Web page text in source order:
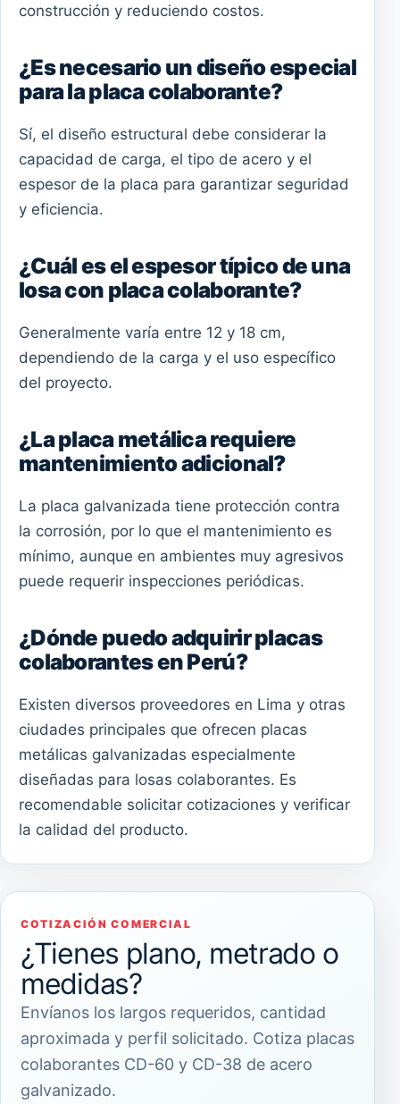
construcción y reduciendo costos.
¿Es necesario un diseño especial
para la placa colaborante?
Sí, el diseño estructural debe considerar la
capacidad de carga, el tipo de acero y el
espesor de la placa para garantizar seguridad
y eficiencia.
¿Cuál es el espesor típico de una
losa con placa colaborante?
Generalmente varía entre 12 y 18 cm,
dependiendo de la carga y el uso específico
del proyecto.
¿La placa metálica requiere
mantenimiento adicional?
La placa galvanizada tiene protección contra
la corrosión, por lo que el mantenimiento es
mínimo, aunque en ambientes muy agresivos
puede requerir inspecciones periódicas.
¿Dónde puedo adquirir placas
colaborantes en Perú?
Existen diversos proveedores en Lima y otras
ciudades principales que ofrecen placas
metálicas galvanizadas especialmente
diseñadas para losas colaborantes. Es
recomendable solicitar cotizaciones y verificar
la calidad del producto.
COTIZACIÓN COMERCIAL
¿Tienes plano, metrado o
medidas?
Envíanos los largos requeridos, cantidad
aproximada y perfil solicitado. Cotiza placas
colaborantes CD-60 y CD-38 de acero
galvanizado.